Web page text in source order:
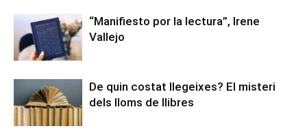
“Manifiesto por la lectura”, Irene
Vallejo
De quin costat llegeixes? El misteri
dels lloms de llibres